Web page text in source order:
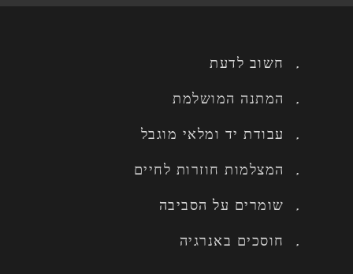
חשוב לדעת
המתנה המושלמת
עבודת יד ומלאי מוגבל
המצלמות חוזרות לחיים
שומרים על הסביבה
חוסכים באנרגיה